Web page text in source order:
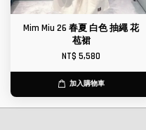
Mim Miu 26 春夏 白色 抽繩 花
苞裙
NT$ 5,580
加入購物車